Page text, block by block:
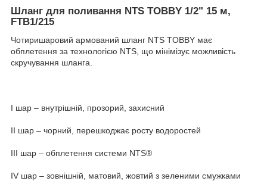
Шланг для поливання NTS TOBBY 1/2" 15 м,
FTB1/215
Чотиришаровий армований шланг NTS TOBBY має
обплетення за технологією NTS, що мінімізує можливість
скручування шланга.
I шар – внутрішній, прозорий, захисний
II шар – чорний, перешкоджає росту водоростей
III шар – обплетення системи NTS®
IV шар – зовнішній, матовий, жовтий з зеленими смужками